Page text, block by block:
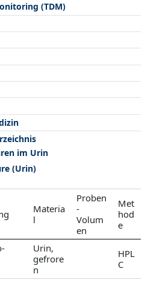
(TDM)
im Urin
(Urin)
Materia
l
Proben
-
Volum
en
Met
hod
e
Urin,
gefrore
n
HPL
C